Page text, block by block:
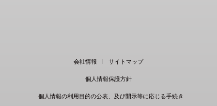
会社情報 サイトマップ
個人情報保護方針
個人情報の利用目的の公表、及び開示等に応じる手続き